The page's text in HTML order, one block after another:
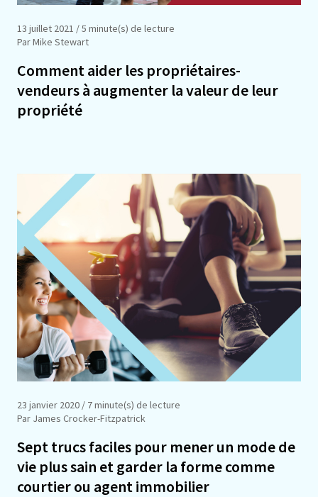
13 juillet 2021 / 5 minute(s) de lecture
Par Mike Stewart
Comment aider les propriétaires-
vendeurs à augmenter la valeur de leur
propriété
23 janvier 2020 / 7 minute(s) de lecture
Par James Crocker-Fitzpatrick
Sept trucs faciles pour mener un mode de
vie plus sain et garder la forme comme
courtier ou agent immobilier